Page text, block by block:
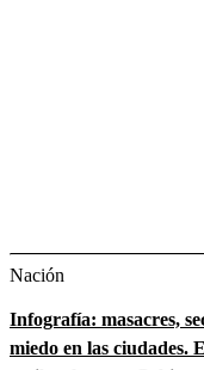
Nación
Infografía: masacres,
miedo en las ciudades.